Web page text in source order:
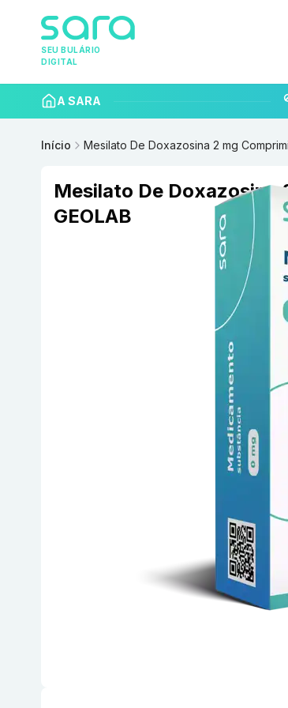
SEU BULÁRIO
DIGITAL
A SARA
Início Mesilato De Doxazosina 2 mg
Mesilato De Doxazosina
GEOLAB